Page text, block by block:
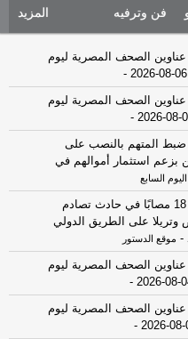
فن وترفيه المزيد
عناوين الصحف المصرية ليوم
-
عناوين الصحف المصرية ليوم
-
ضبط المتهم بالنصب على
بزعم استثمار أموالهم في
اليوم السابع
18 مصابًا في حادث تصادم
وتريلا على الطريق الدولي
- موقع الدستور
عناوين الصحف المصرية ليوم
-
عناوين الصحف المصرية ليوم
-